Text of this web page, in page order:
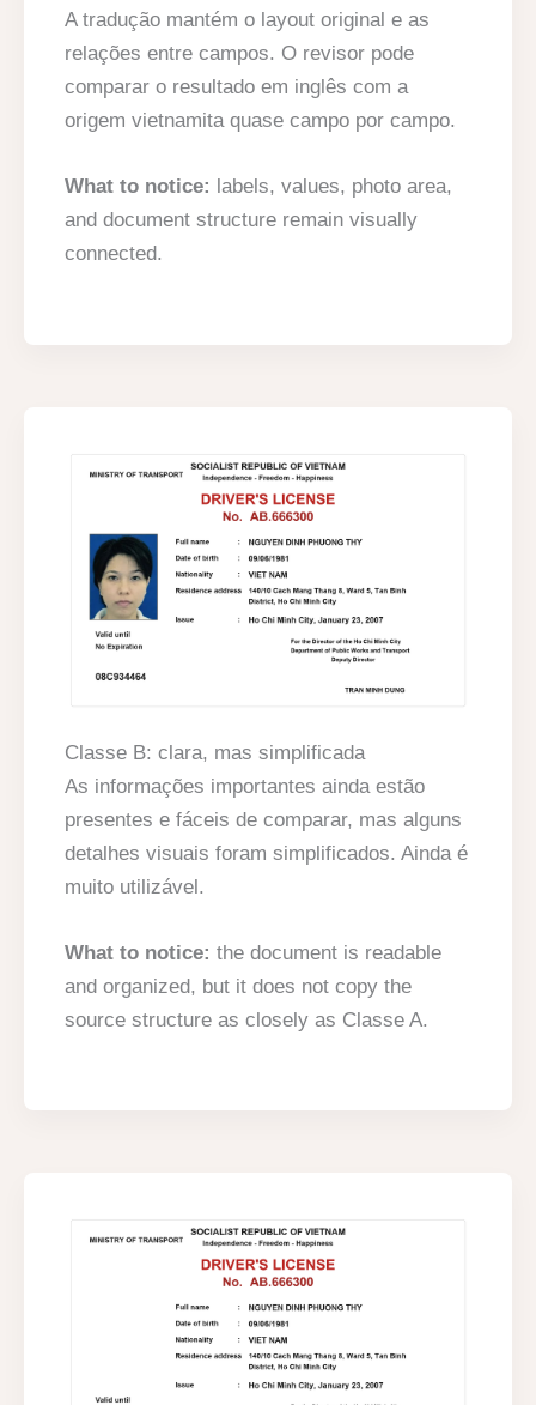
A tradução mantém o layout original e as
relações entre campos. O revisor pode
comparar o resultado em inglês com a
origem vietnamita quase campo por campo.
What to notice: labels, values, photo area,
and document structure remain visually
connected.
Classe B: clara, mas simplificada
As informações importantes ainda estão
presentes e fáceis de comparar, mas alguns
detalhes visuais foram simplificados. Ainda é
muito utilizável.
What to notice: the document is readable
and organized, but it does not copy the
source structure as closely as Classe A.